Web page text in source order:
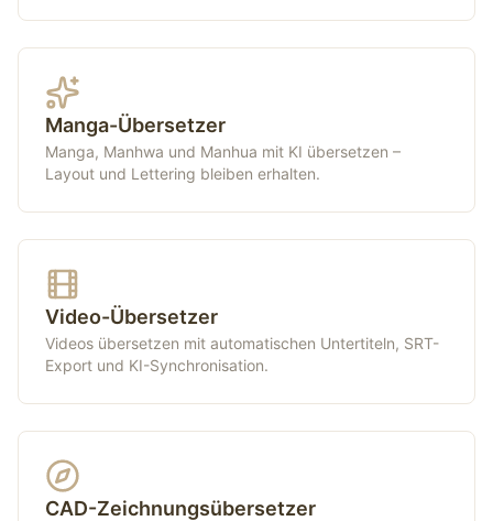
Manga-Übersetzer
Manga, Manhwa und Manhua mit KI übersetzen –
Layout und Lettering bleiben erhalten.
Video-Übersetzer
Videos übersetzen mit automatischen Untertiteln, SRT-
Export und KI-Synchronisation.
CAD-Zeichnungsübersetzer